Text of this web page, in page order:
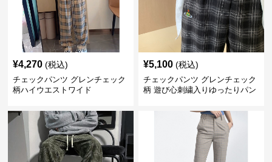
¥4,270 (税込)
チェックパンツ グレンチェック
柄ハイウエストワイド
¥5,100 (税込)
チェックパンツ グレンチェック
柄 遊び心刺繍入りゆったりパン